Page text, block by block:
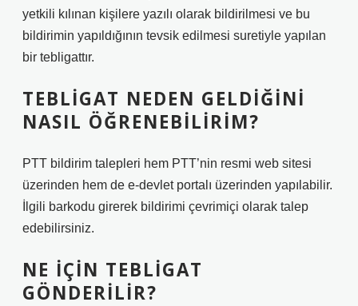
yetkili kılınan kişilere yazılı olarak bildirilmesi ve bu
bildirimin yapıldığının tevsik edilmesi suretiyle yapılan
bir tebligattır.
TEBLIGAT NEDEN GELDIĞINI
NASIL ÖĞRENEBILIRIM?
PTT bildirim talepleri hem PTT’nin resmi web sitesi
üzerinden hem de e-devlet portalı üzerinden yapılabilir.
İlgili barkodu girerek bildirimi çevrimiçi olarak talep
edebilirsiniz.
NE IÇIN TEBLIGAT
GÖNDERILIR?